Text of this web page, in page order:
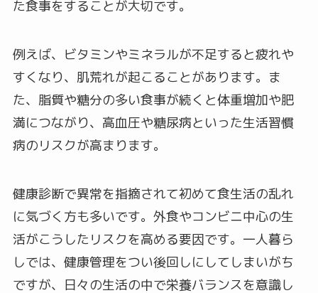
た食事をすることが大切です。
例えば、ビタミンやミネラルが不足すると疲れや
すくなり、肌荒れが起こることがあります。ま
た、脂質や糖分の多い食事が続くと体重増加や肥
満につながり、高血圧や糖尿病といった生活習慣
病のリスクが高まります。
健康診断で異常を指摘されて初めて食生活の乱れ
に気づく方も多いです。外食やコンビニ中心の生
活がこうしたリスクを高める要因です。一人暮ら
しでは、健康管理をつい後回しにしてしまいがち
ですが、日々の生活の中で栄養バランスを意識し